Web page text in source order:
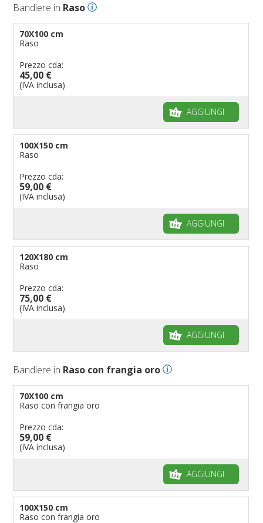
Bandiere in Raso
70X100 cm
Raso
Prezzo cda:
45,00 €
(IVA inclusa)
AGGIUNGI
100X150 cm
Raso
Prezzo cda:
59,00 €
(IVA inclusa)
AGGIUNGI
120X180 cm
Raso
Prezzo cda:
75,00 €
(IVA inclusa)
AGGIUNGI
Bandiere in Raso con frangia oro
70X100 cm
Raso con frangia oro
Prezzo cda:
59,00 €
(IVA inclusa)
AGGIUNGI
100X150 cm
Raso con frangia oro